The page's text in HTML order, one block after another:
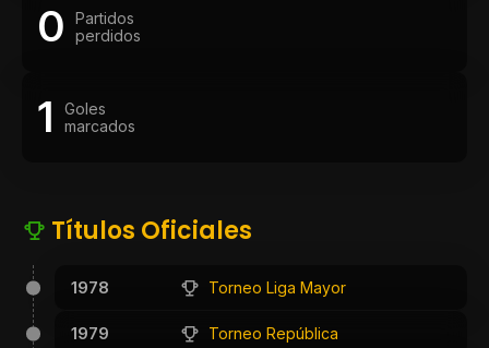
0
Partidos
perdidos
1
Goles
marcados
Títulos Oficiales
1978 Torneo Liga Mayor
1979 Torneo República